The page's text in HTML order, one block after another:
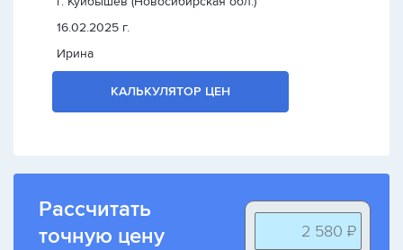
16.02.2025 г.
Ирина
КАЛЬКУЛЯТОР ЦЕН
Рассчитать
точную цену
2 580 ₽